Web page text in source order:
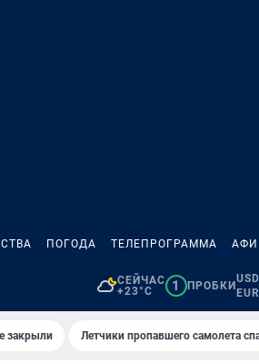
ПОГОДА ТЕЛЕПРОГРАММА
СЕЙЧАС
+23°C
1 ПРОБКИ
закрыли Летчики пропавшего самолета